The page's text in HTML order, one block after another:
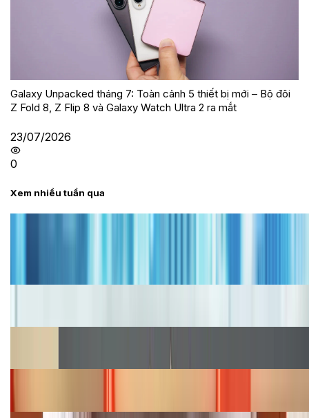
Galaxy Unpacked tháng 7: Toàn cảnh 5 thiết bị mới – Bộ đôi
Z Fold 8, Z Flip 8 và Galaxy Watch Ultra 2 ra mắt
23/07/2026
0
Xem nhiều tuần qua